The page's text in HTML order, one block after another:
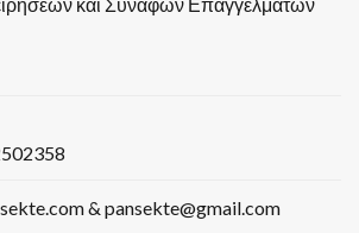
& pansekte@gmail.com